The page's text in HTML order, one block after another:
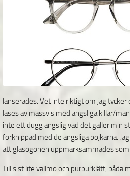
lanserades. Vet inte riktigt om jag tycker
läses av massvis med ängsliga killar/
inte ett dugg ängslig vad det gäller min
förknippad med de ängsliga pojkarna.
att glasögonen uppmärksammades som
Till sist lite vallmo och purpurklätt, båda